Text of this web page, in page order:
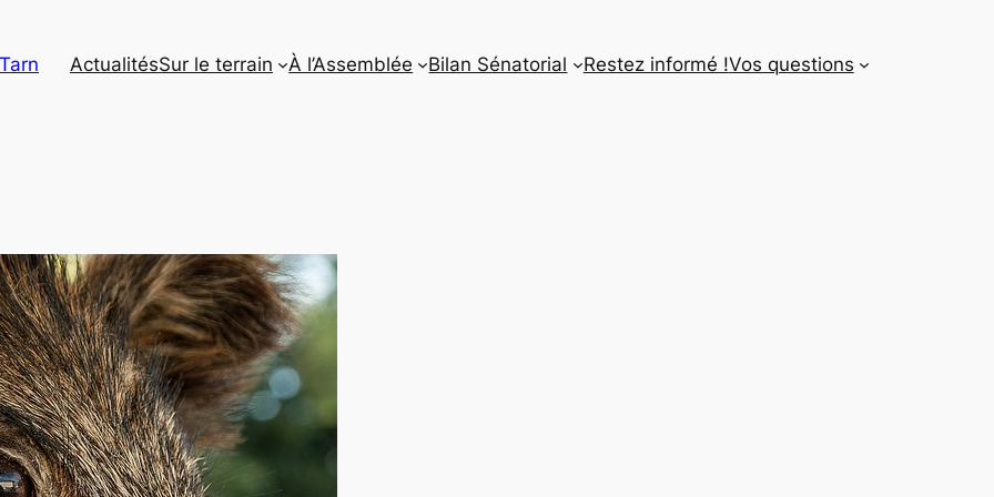
ActualitésSur le terrain À l’Assemblée Bilan Sénatorial Restez informé !Vos questions